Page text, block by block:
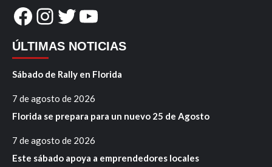
Facebook
Instagram
Twitter
YouTube
ÚLTIMAS NOTICIAS
Sábado de Rally en Florida
7 de agosto de 2026
Florida se prepara para un nuevo 25 de Agosto
7 de agosto de 2026
Este sábado apoya a emprendedores locales